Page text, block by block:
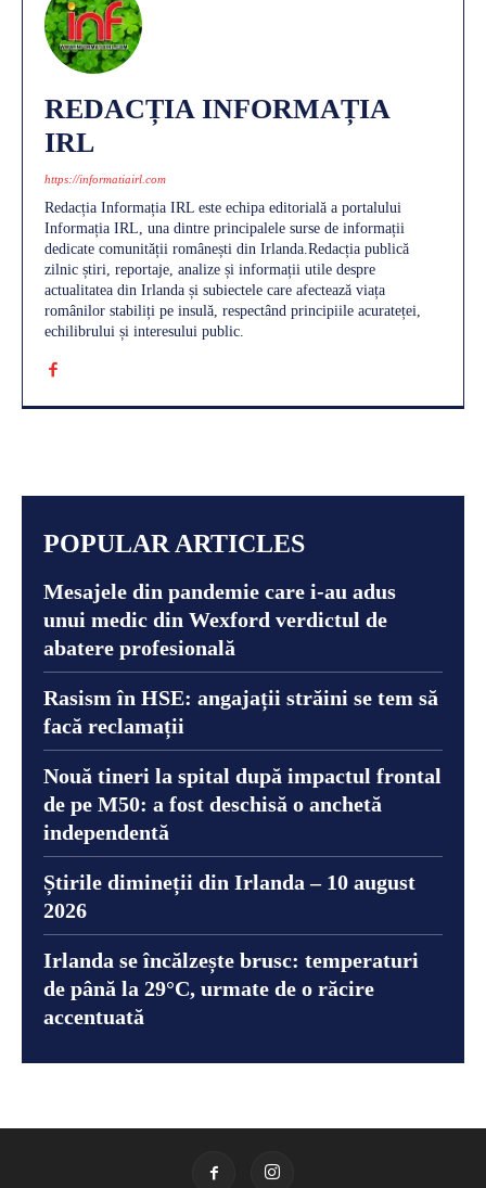
REDACȚIA INFORMAȚIA
IRL
https://informatiairl.com
Redacția Informația IRL este echipa editorială a portalului
Informația IRL, una dintre principalele surse de informații
dedicate comunității românești din Irlanda.Redacția publică
zilnic știri, reportaje, analize și informații utile despre
actualitatea din Irlanda și subiectele care afectează viața
românilor stabiliți pe insulă, respectând principiile acurateței,
echilibrului și interesului public.
POPULAR ARTICLES
Mesajele din pandemie care i-au adus
unui medic din Wexford verdictul de
abatere profesională
Rasism în HSE: angajații străini se tem să
facă reclamații
Nouă tineri la spital după impactul frontal
de pe M50: a fost deschisă o anchetă
independentă
Știrile dimineții din Irlanda – 10 august
2026
Irlanda se încălzește brusc: temperaturi
de până la 29°C, urmate de o răcire
accentuată